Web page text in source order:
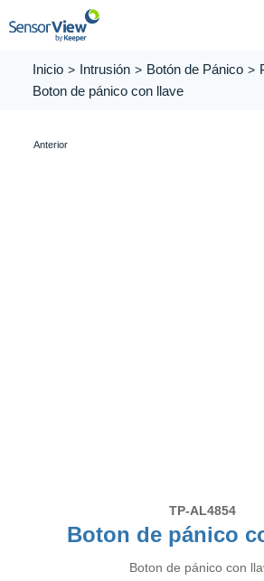
Inicio Intrusión Botón de Pánico
Boton de pánico con llave
TP-AL4854
Boton de pánico
Boton de pánico con